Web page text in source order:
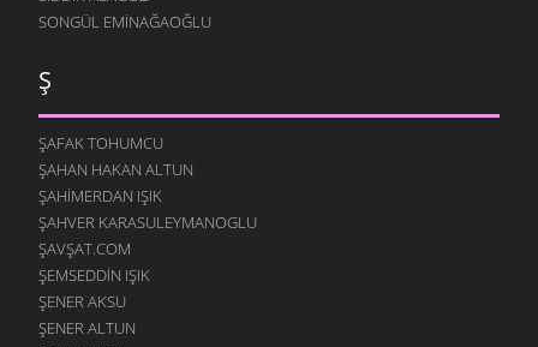
SONGÜL EMINAĞAOĞLU
Ş
ŞAFAK TOHUMCU
ŞAHAN HAKAN ALTUN
ŞAHIMERDAN IŞIK
ŞAHVER KARASULEYMANOGLU
ŞAVŞAT.COM
ŞEMSEDDIN IŞIK
ŞENER AKSU
ŞENER ALTUN